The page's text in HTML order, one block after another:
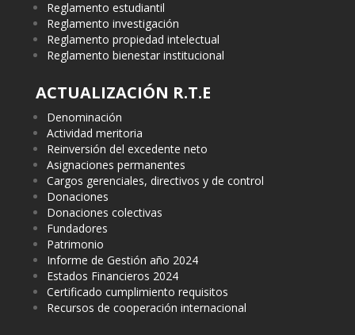
Reglamento estudiantil
Reglamento investigación
Reglamento propiedad intelectual
Reglamento bienestar institucional
ACTUALIZACIÓN R.T.E
Denominación
Actividad meritoria
Reinversión del excedente neto
Asignaciones permanentes
Cargos gerenciales, directivos y de control
Donaciones
Donaciones colectivas
Fundadores
Patrimonio
Informe de Gestión año 2024
Estados Financieros 2024
Certificado cumplimiento requisitos
Recursos de cooperación internacional